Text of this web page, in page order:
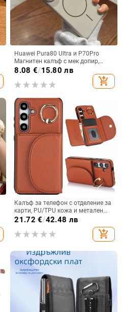
Huawei Pura80 Ultra и P70Pro
Магнитен калъф с мек допир,
ултра тънък PC корпус,
8.08 €/15.80 лв
add_shopping_cart
Калъф за телефон с отделение за
карти, PU/TPU кожа и метален
пръстен; ръчна изработка,
против изпускане, за Samsung
21.72 €/42.48 лв
add_shopping_cart